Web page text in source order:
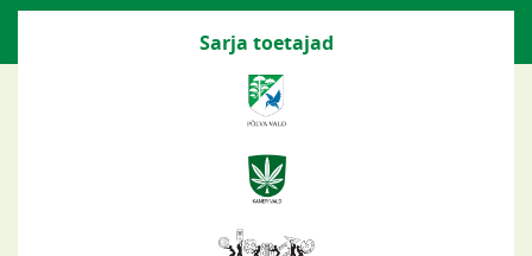
Sarja toetajad